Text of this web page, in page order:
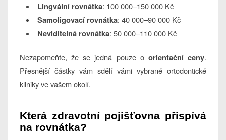
Lingvální rovnátka: 100 000–150 000 Kč
Samoligovací rovnátka: 40 000–90 000 Kč
Neviditelná rovnátka: 50 000–110 000 Kč
Nezapomeňte, že se jedná pouze o orientační ceny.
Přesnější částky vám sdělí vámi vybrané ortodontické
kliniky ve vašem okolí.
Která zdravotní pojišťovna přispívá
na rovnátka?